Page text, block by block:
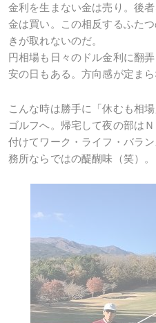
金利を生まない金は売り。後
金は買い。この相反するふた
きが取れないのだ。
円相場も日々のドル金利に翻
安の日もある。方向感が定まら
こんな時は勝手に「休むも相
ゴルフへ。帰宅して夜の部は
付けてワーク・ライフ・バラ
務所ならではの醍醐味（笑）。